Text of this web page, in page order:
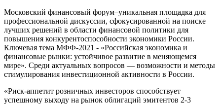
Московский финансовый форум ̶ уникальная площадка для
профессиональной дискуссии, сфокусированной на поиске
лучших решений в области финансовой политики для
повышения конкурентоспособности экономики России.
Ключевая тема МФФ-2021 - «Российская экономика и
финансовые рынки: устойчивое развитие в меняющемся
мире». Среди актуальных вопросов — возможности и методы
стимулирования инвестиционной активности в России.
«Риск-аппетит розничных инвесторов способствует
успешному выходу на рынок облигаций эмитентов 2-3